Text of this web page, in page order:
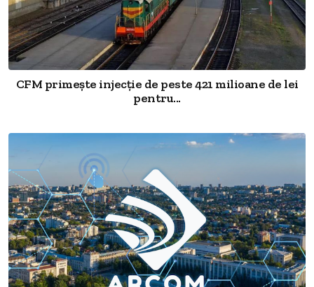
CFM primește injecție de peste 421 milioane de lei
pentru...